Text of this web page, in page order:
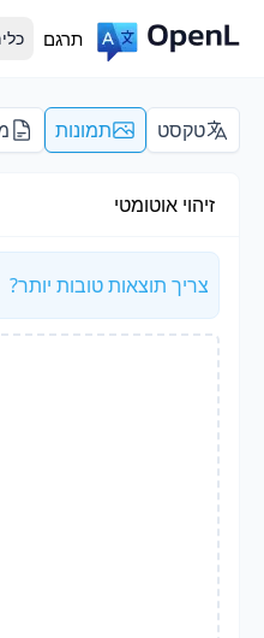
תרגם
טקסט תמונות
זיהוי אוטומטי
צריך תוצאות טובות יותר?